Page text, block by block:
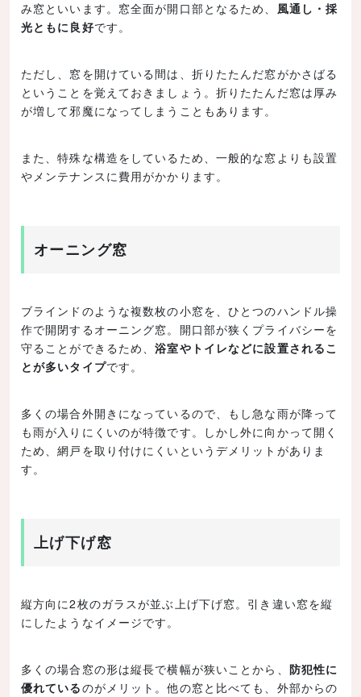
み窓といいます。窓全面が開口部となるため、 風通し・採
光ともに良好です。
ただし、窓を開けている間は、折りたたんだ窓がかさばる
ということを覚えておきましょう。折りたたんだ窓は厚み
が増して邪魔になってしまうこともあります。
また、特殊な構造をしているため、一般的な窓よりも設置
やメンテナンスに費用がかかります。
オーニング窓
ブラインドのような複数枚の小窓を、ひとつのハンドル操
作で開閉するオーニング窓。開口部が狭くプライバシーを
守ることができるため、浴室やトイレなどに設置されるこ
とが多いタイプです。
多くの場合外開きになっているので、もし急な雨が降って
も雨が入りにくいのが特徴です。しかし外に向かって開く
ため、網戸を取り付けにくいというデメリットがありま
す。
上げ下げ窓
縦方向に2枚のガラスが並ぶ上げ下げ窓。引き違い窓を縦
にしたようなイメージです。
多くの場合窓の形は縦長で横幅が狭いことから、 防犯性に
優れているのがメリット。他の窓と比べても、外部からの